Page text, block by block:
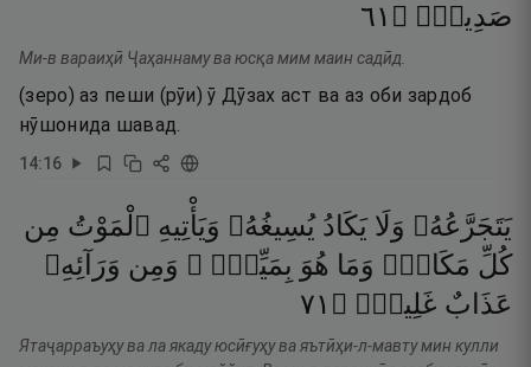
صَدِيدٍۢ ۝ ١٦
Ми-в вараиҳӣ Ҷаҳаннаму ва юсқа мим маин садӣд.
(зеро) аз пеши (рӯи) ӯ Дӯзах аст ва аз оби зардоб
нӯшонида шавад.
14:16
يَتَجَرَّعُهُۥ وَلَا يَكَادُ يُسِيغُهُۥ وَيَأْتِيهِ ٱلْمَوْتُ مِن
كُلِّ مَكَانٍۢ وَمَا هُوَ بِمَيِّتٍۢ ۖ وَمِن وَرَآئِهِۦ
عَذَابٌ غَلِيظٌۭ ۝ ١٧
Ятаҷарраъуҳу ва ла якаду юсӣғуҳу ва яътӣҳи-л-мавту мин кулли